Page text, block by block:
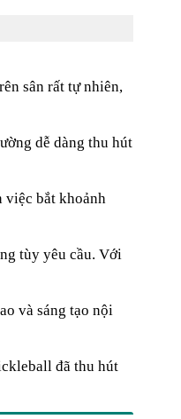
sân rất tự nhiên,
dễ dàng thu hút
việc bắt khoảnh
tùy yêu cầu. Với
và sáng tạo nội
đã thu hút